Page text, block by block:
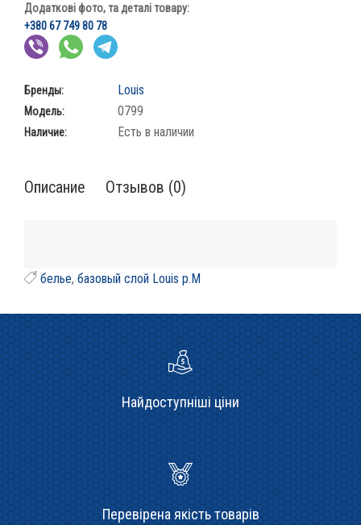
Додаткові фото, та деталі товару:
+380 67 749 80 78
Бренды: Louis
Модель: 0799
Наличие: Есть в наличии
Описание Отзывов (0)
белье, базовый слой Louis p.M
Найдоступніші ціни
Перевірена якість товарів